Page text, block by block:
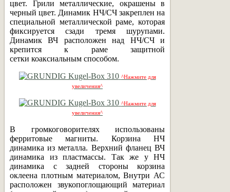
цвет. Грили металлические, окрашены в
черный цвет. Динамик НЧ/СЧ закреплен на
специальной металлической раме, которая
фиксируется сзади тремя шурупами.
Динамик ВЧ расположен над НЧ/СЧ и
крепится к раме защитной
сетки коаксиальным способом.
^Нажмите для
увеличения^
^Нажмите для
увеличения^
В громкоговорителях использованы
ферритовые магниты. Корзина НЧ
динамика из металла. Верхний фланец ВЧ
динамика из пластмассы. Так же у НЧ
динамика с задней стороны корзина
оклеена плотным материалом, Внутри АС
расположен звукопоглощающий материал